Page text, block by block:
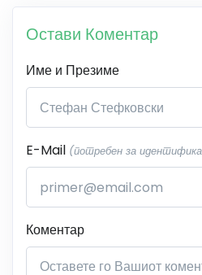
Остави Коментар
Име и Презиме
E-Mail (потребен за
Коментар